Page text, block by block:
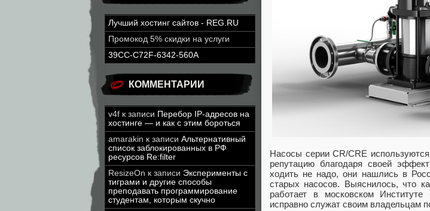
Лучший хостинг сайтов - REG.RU
Промокод 5% скидки на услуги
39CC-C72F-6342-560A
КОММЕНТАРИИ
v4f к записи Перебор IP-адресов на
хостинге — и как с этим бороться
amarakin к записи Альтернативный
список заблокированных в РФ
ресурсов Re:filter
ResizeOn к записи Эксперименты с
тиграми и другие способы
преподавать программирование
студентам, которым скучно
Насосы серии CR/CRE
репутацию благодаря своей
ходить не надо, они нашлись в
старых насосов. Выяснилось, что
работает в московском
исправно служат своим владельцам